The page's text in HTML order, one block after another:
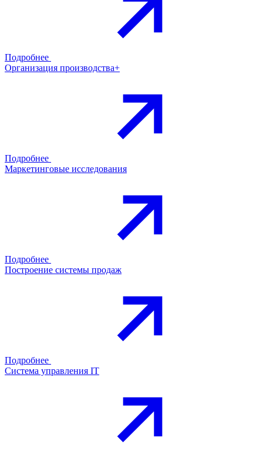
Подробнее
Организация производства+
Подробнее
Маркетинговые исследования
Подробнее
Построение системы продаж
Подробнее
Система управления IT